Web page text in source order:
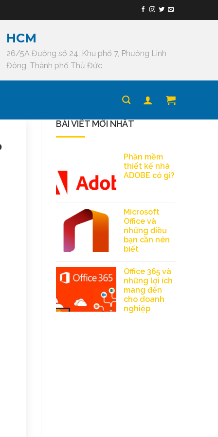
HCM
26/5A Đường số 24, Khu phố 7, Phường Linh
Đông, Thành phố Thủ Đức
BÀI VIẾT MỚI NHẤT
Phần mềm
thiết kế nhà
ADOBE có gì?
Microsoft
Office và
những điều
bạn cần nên
biết
Office 365 và
những lợi ích
mang đến
cho doanh
nghiệp